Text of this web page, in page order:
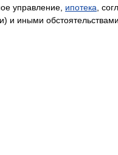
управление, ипотека ,
и иными обстоятельствами.